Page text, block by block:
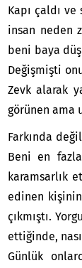
Kapı çaldı
insan neden
beni baya
Değişmişti
Zevk alarak
görünen ama
Farkında
Beni en
karamsarlık
edinen
çıkmıştı.
ettiğinde,
Günlük